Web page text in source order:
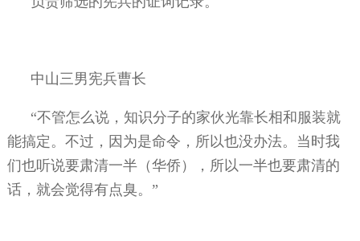
中山三男宪兵曹长
“不管怎么说，知识分子的家伙光靠长相和服装就
能搞定。不过，因为是命令，所以也没办法。当时我
们也听说要肃清一半（华侨），所以一半也要肃清的
话，就会觉得有点臭。”